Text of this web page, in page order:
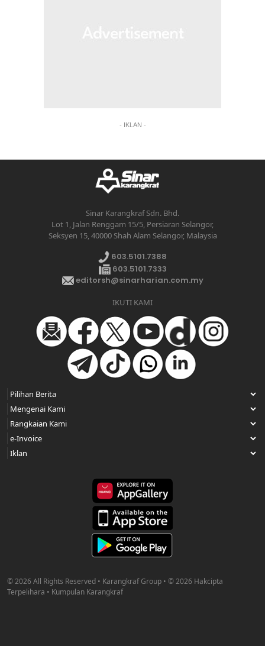
- IKLAN -
Sinar Karangkraf Sdn. Bhd.
Lot 1, Jalan Renggam 15/5, Persiaran Selangor,
Seksyen 15, 40000 Shah Alam Selangor, Malaysia
603.5101.7388
603.5101.7333
editorsh@sinarharian.com.my
IKUTI KAMI
© 2026 All Rights Reserved • Karangkraf Group • © 2026 Hakcipta
Terpelihara • Kumpulan Karangkraf